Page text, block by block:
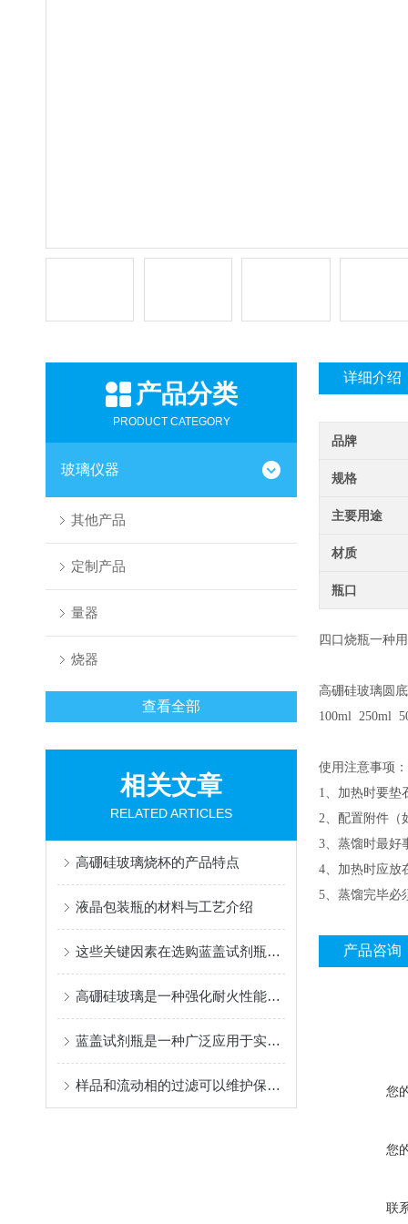
产品分类
PRODUCT CATEGORY
玻璃仪器
其他产品
定制产品
量器
烧器
查看全部
相关文章
RELATED ARTICLES
高硼硅玻璃烧杯的产品特点
液晶包装瓶的材料与工艺介绍
这些关键因素在选购蓝盖试剂瓶时需要多多考虑
高硼硅玻璃是一种强化耐火性能的玻璃
蓝盖试剂瓶是一种广泛应用于实验室中的实验室耗材
样品和流动相的过滤可以维护保护柱对化学污染物的吸附容量
详细介绍
品牌
规格
主要用途
材质
瓶口
四口烧瓶一种
高硼硅玻璃圆
100ml 250ml
使用注意事项：
1、加热时要垫
2、配置附件（
3、蒸馏时最好
4、加热时应放
5、蒸馏完毕必
产品咨询
您
您
联